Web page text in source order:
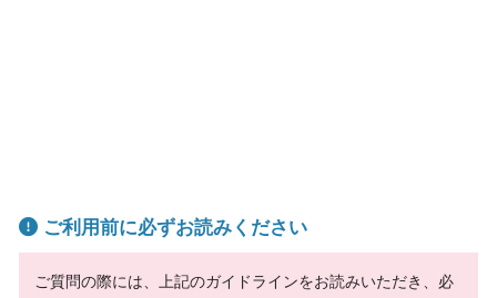
ご利用前に必ずお読みください
ご質問の際には、上記のガイドラインをお読みいただき、必